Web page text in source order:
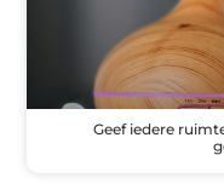
Geef iedere